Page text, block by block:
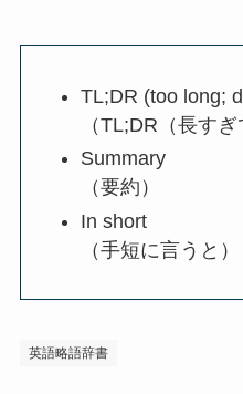
TL;DR (too long;
（TL;DR（長す
Summary
（要約）
In short
（手短に言うと）
英語略語辞書